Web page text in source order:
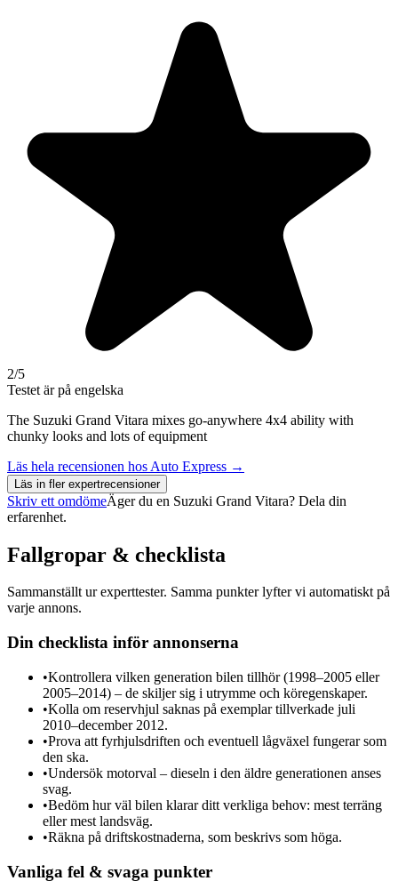
2/5
Testet är på engelska
The Suzuki Grand Vitara mixes go-anywhere 4x4 ability with
chunky looks and lots of equipment
Läs hela recensionen hos Auto Express →
Läs in fler expertrecensioner
Skriv ett omdömeÄger du en Suzuki Grand Vitara? Dela din
erfarenhet.
Fallgropar & checklista
Sammanställt ur experttester. Samma punkter lyfter vi automatiskt på
varje annons.
Din checklista inför annonserna
•Kontrollera vilken generation bilen tillhör (1998–2005 eller
2005–2014) – de skiljer sig i utrymme och köregenskaper.
•Kolla om reservhjul saknas på exemplar tillverkade juli
2010–december 2012.
•Prova att fyrhjulsdriften och eventuell lågväxel fungerar som
den ska.
•Undersök motorval – dieseln i den äldre generationen anses
svag.
•Bedöm hur väl bilen klarar ditt verkliga behov: mest terräng
eller mest landsväg.
•Räkna på driftskostnaderna, som beskrivs som höga.
Vanliga fel & svaga punkter